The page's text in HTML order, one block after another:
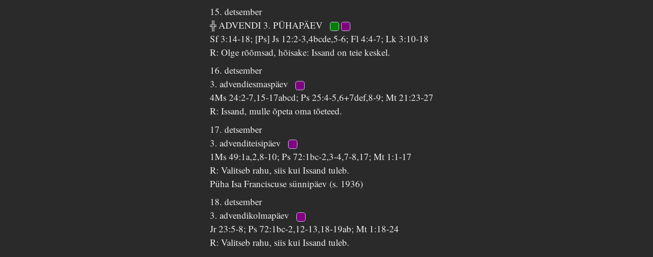
15. detsember
╬ ADVENDI 3. PÜHAPÄEV
Sf 3:14-18; [Ps] Js 12:2-3,4bcde,5-6; Fl 4:4-7; Lk 3:10-18
R: Olge rõõmsad, hõisake: Issand on teie keskel.
16. detsember
3. advendiesmaspäev
4Ms 24:2-7,15-17abcd; Ps 25:4-5,6+7def,8-9; Mt 21:23-27
R: Issand, mulle õpeta oma tõeteed.
17. detsember
3. advenditeisipäev
1Ms 49:1a,2,8-10; Ps 72:1bc-2,3-4,7-8,17; Mt 1:1-17
R: Valitseb rahu, siis kui Issand tuleb.
Püha Isa Franciscuse sünnipäev (s. 1936)
18. detsember
3. advendikolmapäev
Jr 23:5-8; Ps 72:1bc-2,12-13,18-19ab; Mt 1:18-24
R: Valitseb rahu, siis kui Issand tuleb.